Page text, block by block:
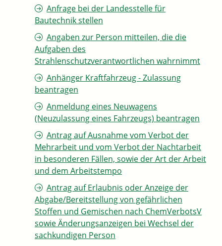
Anfrage bei der Landesstelle für
Bautechnik stellen
Angaben zur Person mitteilen, die die
Aufgaben des
Strahlenschutzverantwortlichen wahrnimmt
Anhänger Kraftfahrzeug - Zulassung
beantragen
Anmeldung eines Neuwagens
(Neuzulassung eines Fahrzeugs) beantragen
Antrag auf Ausnahme vom Verbot der
Mehrarbeit und vom Verbot der Nachtarbeit
in besonderen Fällen, sowie der Art der Arbeit
und dem Arbeitstempo
Antrag auf Erlaubnis oder Anzeige der
Abgabe/Bereitstellung von gefährlichen
Stoffen und Gemischen nach ChemVerbotsV
sowie Änderungsanzeigen bei Wechsel der
sachkundigen Person